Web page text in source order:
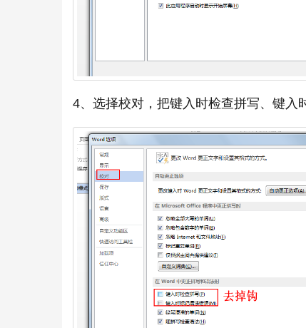
4、选择校对，把键入时检查拼写、键入